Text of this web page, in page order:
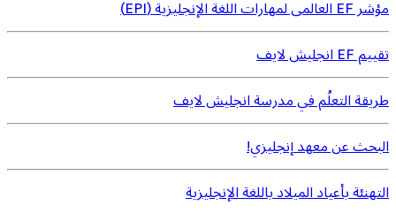
مؤشر EF العالمى لمهارات اللغة الإنجليزية (EPI)
تقييم EF انجليش لايف
طريقة التعلُم في مدرسة انجليش لايف
البحث عن معهد إنجليزي!
التهنئة بأعياد الميلاد باللغة الإنجليزية